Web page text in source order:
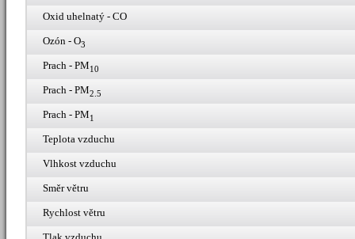
Oxid uhelnatý - CO
Ozón - O3
Prach - PM10
Prach - PM2.5
Prach - PM1
Teplota vzduchu
Vlhkost vzduchu
Směr větru
Rychlost větru
Tlak vzduchu